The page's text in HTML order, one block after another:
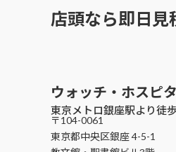
店頭なら即日見
ウォッチ・ホスピ
東京メトロ銀座駅より徒
〒104-0061
東京都中央区銀座 4-5-1